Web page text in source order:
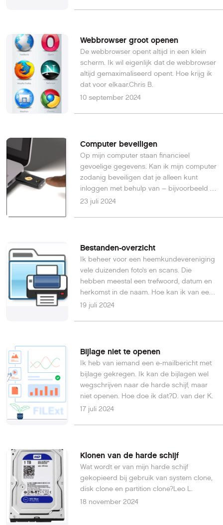
Webbrowser groot openen
De webbrowser opent altijd in een klein
scherm. Ik wil eigenlijk dat de webbrowser
altijd gemaximaliseerd opent. Hoe krijg ik
dat voor elkaar.Chris B.
10 september 2024
Computer beveiligen
Op mijn computer staan financieel
gevoelige gegevens. Kan ik mijn computer
zodanig beveiligen dat je alleen kunt
inloggen met behulp van – bijvoorbeeld –
een speciale usb-stick? Hardware-
23 juli 2024
Bestanden-overzicht
Ik beheer voor een heemkundevereniging
vele duizenden foto’s en scans. Die
hebben meestal een trefwoord, datum en
herkomst in de naam. Hoe kan ik van een
serie bestanden een lijst maken, zonder
19 juli 2024
Bijlage niet te openen
Ik heb van iemand een e-mailbericht met
bijlage gekregen. Ik kan de bijlagen wel
wegschrijven naar de harde schijf, maar
niet openen. Hoe doe ik dat?D. van der K.
17 juli 2024
Klonen van de harde schijf
Wat wordt er van mijn harde schijf
gekopieerd bij gebruik van system clone,
disk clone en partition clone?Leo L.
18 november 2024